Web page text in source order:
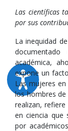
Las científicas
por sus
La inequidad
académica,
expone un
Las mujeres
los hombres
realizan,
en ciencia que
por